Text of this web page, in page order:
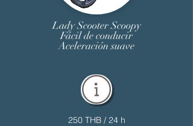
Lady Scooter Scoopy
Fácil de conducir
Aceleración suave
250 THB / 24 h